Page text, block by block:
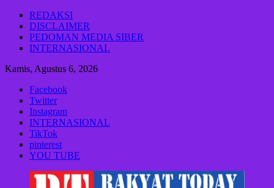
Lompat
konten
REDAKSI
DISCLAIMER
PEDOMAN MEDIA SIBER
INTERNASIONAL
Kamis, Agustus 6, 2026
Facebook
Twitter
Instagram
INTERNASIONAL
TikTok
pinterest
YOU TUBE